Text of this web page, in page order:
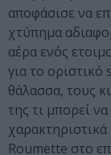
αποφάσισε να
χτύπημα
αέρα ενός
για το
θάλασσα, τους
της τι μπορεί
Roumette στο